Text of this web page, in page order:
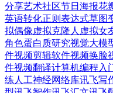
分享艺术社区节日海报花
英语转化正则表达式草图
拟偶像虚拟克隆人 虚拟女
角色蛋白质研究视觉大模
件视频剪辑软件视频换脸
件视频翻译计算机编程入
练人工神经网络库讯飞写